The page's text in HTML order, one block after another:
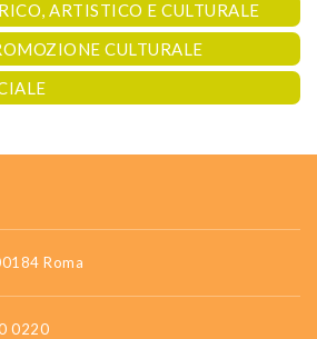
ARTISTICO E CULTURALE
CULTURALE
Roma
0220